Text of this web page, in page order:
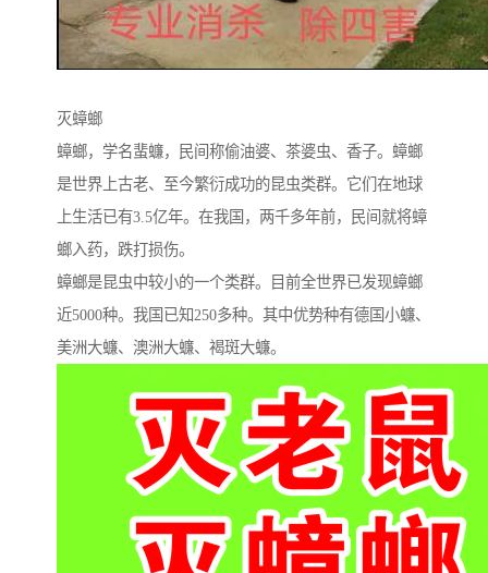
灭蟑螂
蟑螂，学名蜚蠊，民间称偷油婆、茶婆虫、香子。蟑螂
是世界上古老、至今繁衍成功的昆虫类群。它们在地球
上生活已有3.5亿年。在我国，两千多年前，民间就将蟑
螂入药，跌打损伤。
蟑螂是昆虫中较小的一个类群。目前全世界已发现蟑螂
近5000种。我国已知250多种。其中优势种有德国小蠊、
美洲大蠊、澳洲大蠊、褐斑大蠊。